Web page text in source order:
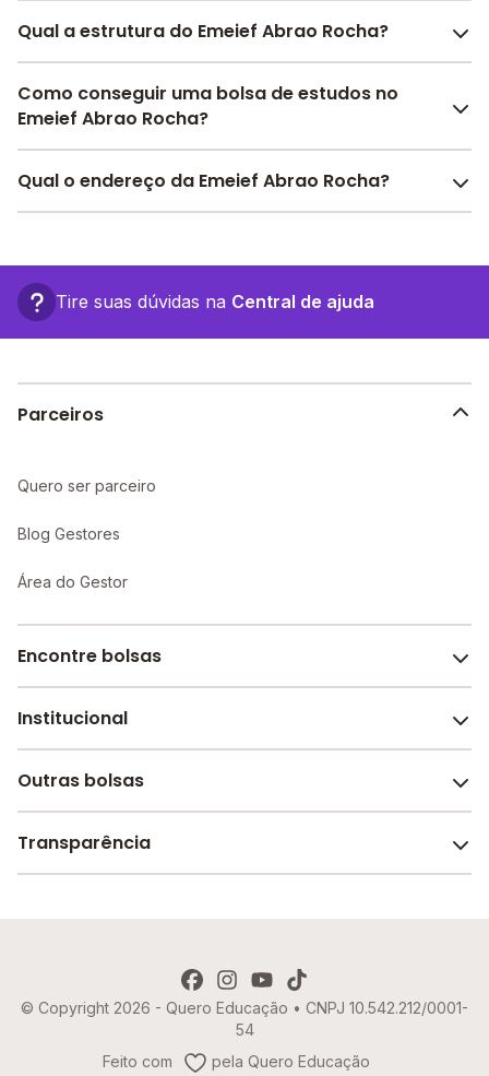
Qual a estrutura do Emeief Abrao Rocha?
O Emeief Abrao Rocha oferece toda a estrutura
necessária para o conforto e desenvolvimento
Descoberto, Banda larga, Internet, entre outras
estruturas.
Como conseguir uma bolsa de estudos no
Emeief Abrao Rocha?
Pesquise bolsas disponíveis no Melhor Escola e
Qual o endereço da Emeief Abrao Rocha?
2250 - Jaru - RO.
Tire suas dúvidas na Central de ajuda
Parceiros
Quero ser parceiro
Blog Gestores
Área do Gestor
Encontre bolsas
Melhores escolas de São Paulo
Escolas por cidade e bairro
Institucional
Sobre o Melhor Escola
Revista Melhor Escola
Outras bolsas
Faculdades e universidades
Transparência
Política de Cookies
© Copyright 2026 - Quero Educação • CNPJ 10.542.212/0001-
54
Feito com
pela Quero Educação